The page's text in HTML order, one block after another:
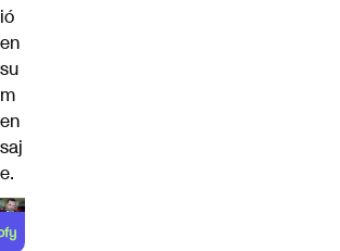
ió
en
su
m
en
saj
e.